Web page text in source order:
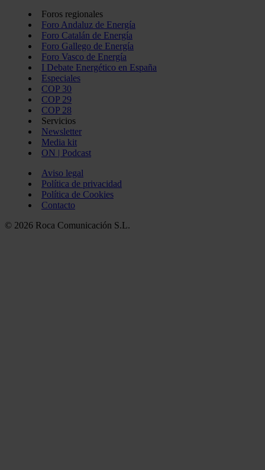
Foros regionales
Foro Andaluz de Energía
Foro Catalán de Energía
Foro Gallego de Energía
Foro Vasco de Energía
I Debate Energético en España
Especiales
COP 30
COP 29
COP 28
Servicios
Newsletter
Media kit
ON | Podcast
Aviso legal
Política de privacidad
Política de Cookies
Contacto
© 2026 Roca Comunicación S.L.